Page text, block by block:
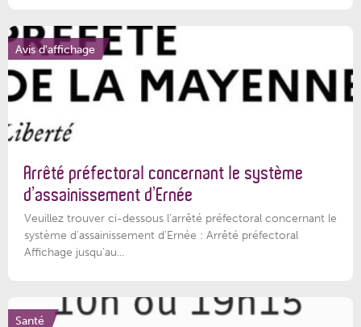
Avis d'affichage
Arrêté préfectoral concernant le système
d’assainissement d’Ernée
Veuillez trouver ci-dessous l’arrêté préfectoral concernant le
système d'assainissement d'Ernée : Arrêté préfectoral
Affichage jusqu'au...
Santé